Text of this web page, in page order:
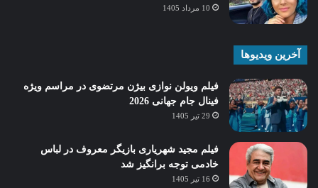
10 مرداد 1405
آخرین ویدیوها
فیلم ویولن نوازی بیژن مرتضوی در مراسم ویژه
فینال جام جهانی 2026
29 تیر 1405
فیلم مجید شهریاری بازیگر معروف در لباس
خادمی توجه برانگیز شد
16 تیر 1405